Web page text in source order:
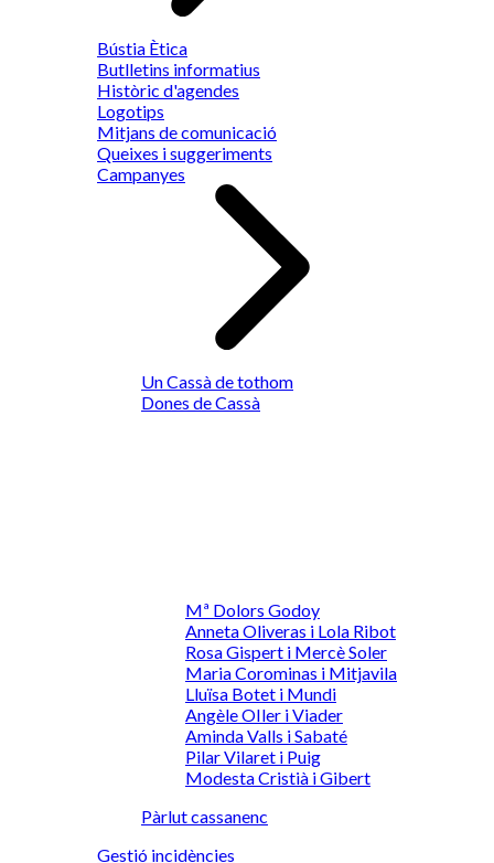
Bústia Ètica
Butlletins informatius
Històric d'agendes
Logotips
Mitjans de comunicació
Queixes i suggeriments
Campanyes
Un Cassà de tothom
Dones de Cassà
Mª Dolors Godoy
Anneta Oliveras i Lola Ribot
Rosa Gispert i Mercè Soler
Maria Corominas i Mitjavila
Lluïsa Botet i Mundi
Angèle OIler i Viader
Aminda Valls i Sabaté
Pilar Vilaret i Puig
Modesta Cristià i Gibert
Pàrlut cassanenc
Gestió incidències